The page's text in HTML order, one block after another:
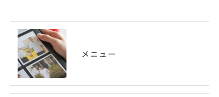
メニュー